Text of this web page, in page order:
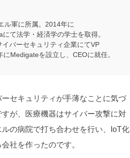
ル軍に所属。2014年に
て法学・経済学の学士を取得。
バーセキュリティ企業にてVP
Medigateを設立し、CEOに就任。
セキュリティが手薄なことに気づ
が、医療機器はサイバー攻撃に対
の病院で打ち合わせを行い、IoT化
社を作ったのです。